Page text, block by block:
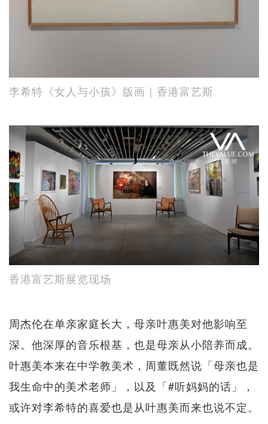
李希特《女人与小孩》版画｜香港富艺斯
香港富艺斯展览现场
周杰伦在单亲家庭长大，母亲叶惠美对他影响至
深。他深厚的音乐根基，也是母亲从小陪养而成。
叶惠美本来在中学教美术，周董既然说「母亲也是
我生命中的美术老师」，以及「#听妈妈的话」，
或许对李希特的喜爱也是从叶惠美而来也说不定。